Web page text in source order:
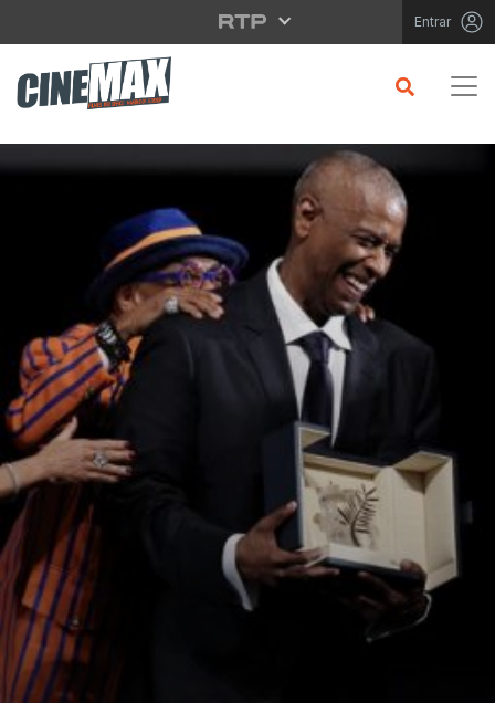
Saltar para o conteúdo principal Entrar